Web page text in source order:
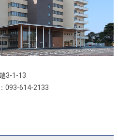
3-1-13
093-614-2133